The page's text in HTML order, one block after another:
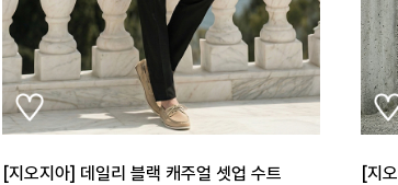
[지오지아] 데일리 블랙 캐주얼 셋업 수트
[지